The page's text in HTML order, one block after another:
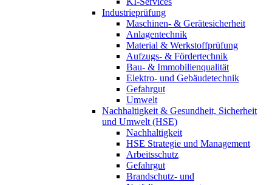
Industrieprüfung
Maschinen- & Gerätesicherheit
Anlagentechnik
Material & Werkstoffprüfung
Aufzugs- & Fördertechnik
Bau- & Immobilienqualität
Elektro- und Gebäudetechnik
Gefahrgut
Umwelt
Nachhaltigkeit & Gesundheit, Sicherheit
und Umwelt (HSE)
Nachhaltigkeit
HSE Strategie und Management
Arbeitsschutz
Gefahrgut
Brandschutz- und